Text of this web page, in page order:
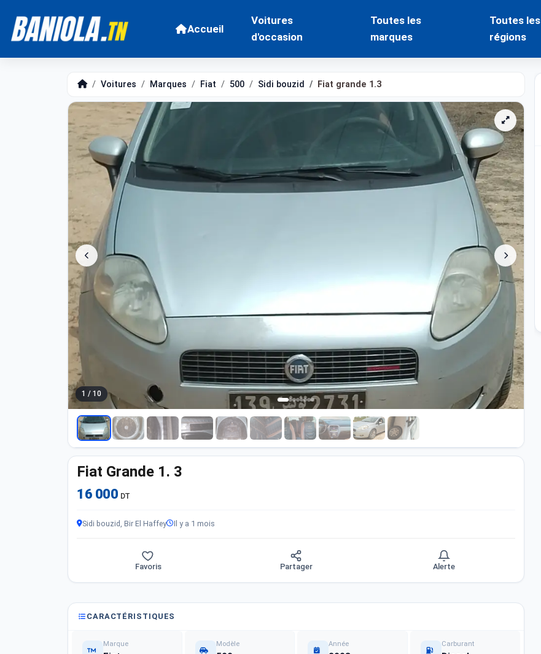
Accueil
Voitures
d'occasion
Toutes les
marques
Toutes les
régions
Voitures Marques Fiat 500 Sidi bouzid Fiat grande 1.3
1 / 10
Fiat Grande 1. 3
16 000 DT
Sidi bouzid, Bir El Haffey Il y a 1 mois
Favoris Partager Alerte
CARACTÉRISTIQUES
Marque Modèle Année Carburant